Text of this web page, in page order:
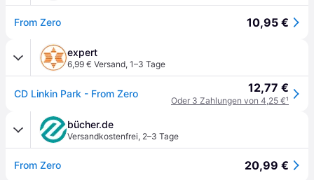
From Zero 10,95 €
expert
6,99 € Versand, 1–3 Tage
CD Linkin Park - From Zero 12,77 €
Oder 3 Zahlungen von 4,25 €¹
bücher.de
Versandkostenfrei, 2–3 Tage
From Zero 20,99 €